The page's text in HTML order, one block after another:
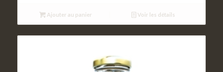
Ajouter au panier Voir les détails